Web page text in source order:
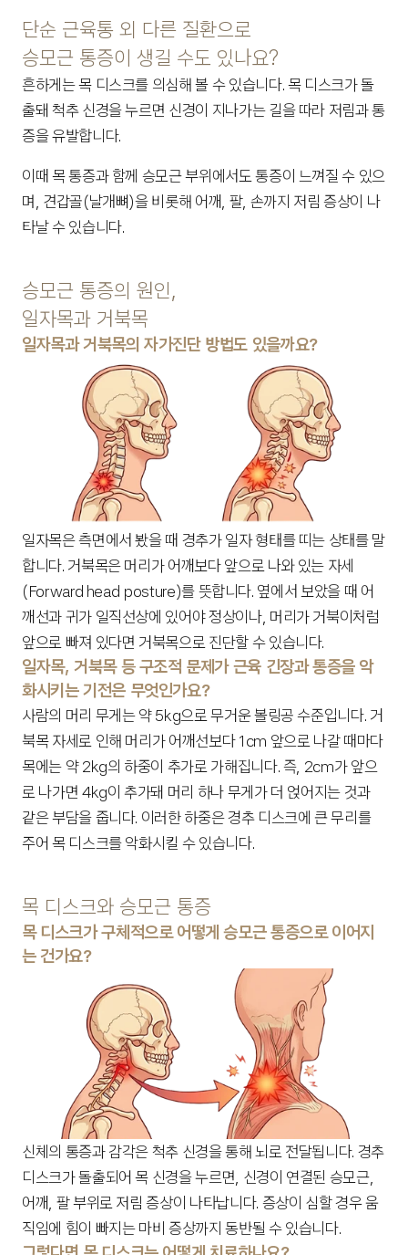
단순 근육통 외 다른 질환으로
승모근 통증이 생길 수도 있나요?
흔하게는 목 디스크를 의심해 볼 수 있습니다. 목 디스크가 돌
출돼 척추 신경을 누르면 신경이 지나가는 길을 따라 저림과 통
증을 유발합니다.
이때 목 통증과 함께 승모근 부위에서도 통증이 느껴질 수 있으
며, 견갑골(날개뼈)을 비롯해 어깨, 팔, 손까지 저림 증상이 나
타날 수 있습니다.
승모근 통증의 원인,
일자목과 거북목
일자목과 거북목의 자가진단 방법도 있을까요?
일자목은 측면에서 봤을 때 경추가 일자 형태를 띠는 상태를 말
합니다. 거북목은 머리가 어깨보다 앞으로 나와 있는 자세
(Forward head posture)를 뜻합니다. 옆에서 보았을 때 어
깨선과 귀가 일직선상에 있어야 정상이나, 머리가 거북이처럼
앞으로 빠져 있다면 거북목으로 진단할 수 있습니다.
일자목, 거북목 등 구조적 문제가 근육 긴장과 통증을 악
화시키는 기전은 무엇인가요?
사람의 머리 무게는 약 5kg으로 무거운 볼링공 수준입니다. 거
북목 자세로 인해 머리가 어깨선보다 1cm 앞으로 나갈 때마다
목에는 약 2kg의 하중이 추가로 가해집니다. 즉, 2cm가 앞으
로 나가면 4kg이 추가돼 머리 하나 무게가 더 얹어지는 것과
같은 부담을 줍니다. 이러한 하중은 경추 디스크에 큰 무리를
주어 목 디스크를 악화시킬 수 있습니다.
목 디스크와 승모근 통증
목 디스크가 구체적으로 어떻게 승모근 통증으로 이어지
는 건가요?
신체의 통증과 감각은 척추 신경을 통해 뇌로 전달됩니다. 경추
디스크가 돌출되어 목 신경을 누르면, 신경이 연결된 승모근,
어깨, 팔 부위로 저림 증상이 나타납니다. 증상이 심할 경우 움
직임에 힘이 빠지는 마비 증상까지 동반될 수 있습니다.